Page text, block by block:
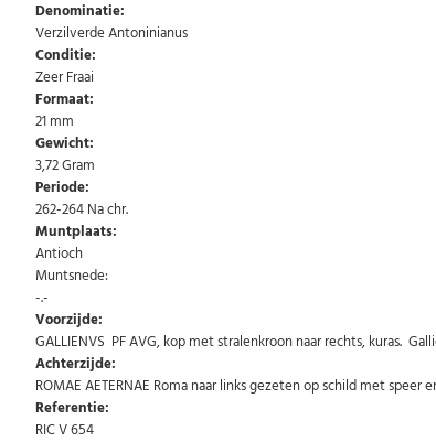
Denominatie:
Verzilverde Antoninianus
Conditie:
Zeer Fraai
Formaat:
21 mm
Gewicht:
3,72 Gram
Periode:
262-264 Na chr.
Muntplaats:
Antioch
Muntsnede:
-.-
Voorzijde:
GALLIENVS PF AVG, kop met stralenkroon naar rechts, kuras.
Achterzijde:
ROMAE AETERNAE Roma naar links gezeten op schild met
Referentie:
RIC V 654